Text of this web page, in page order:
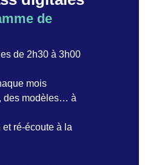
de
de 2h30 à 3h00
mois
des modèles… à
ré-écoute à la